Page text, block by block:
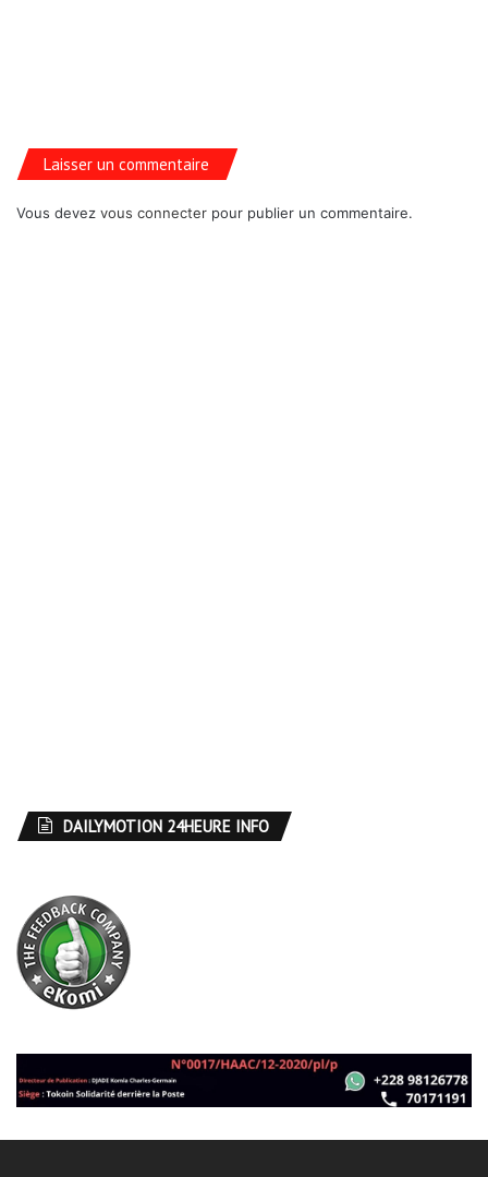
Laisser un commentaire
Vous devez vous connecter pour publier un commentaire.
DAILYMOTION 24HEURE INFO